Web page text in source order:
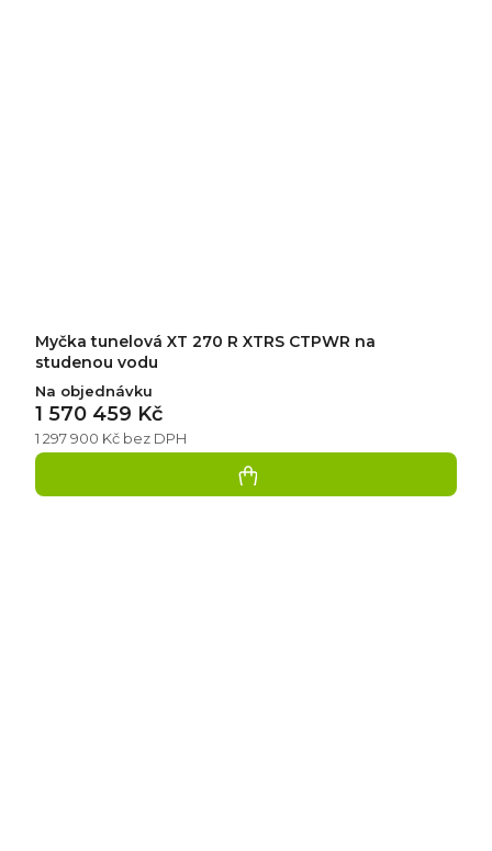
Myčka tunelová XT 270 R XTRS CTPWR na
studenou vodu
Na objednávku
1 297 900 Kč bez DPH
1 570 459 Kč